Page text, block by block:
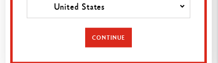
Unsere Schreibgeräte und Farbprodukte werden seit
1915 in unseren Genfer Werkstätten hergestellt.
United States
CONTINUE